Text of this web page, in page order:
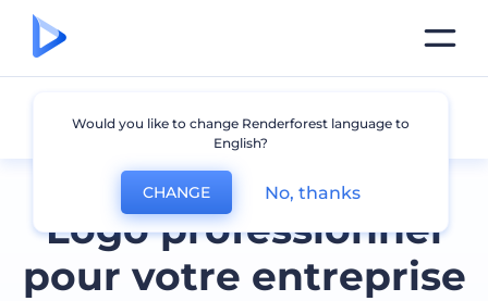
Logo professionnel
pour votre entreprise
Affaires
Would you like to change Renderforest language to
English?
CHANGE No, thanks